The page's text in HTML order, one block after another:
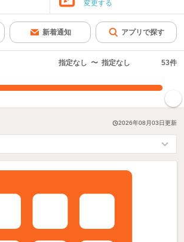
変更する
新着通知 アプリで探す
指定なし 〜 指定なし 53件
2026年08月03日更新